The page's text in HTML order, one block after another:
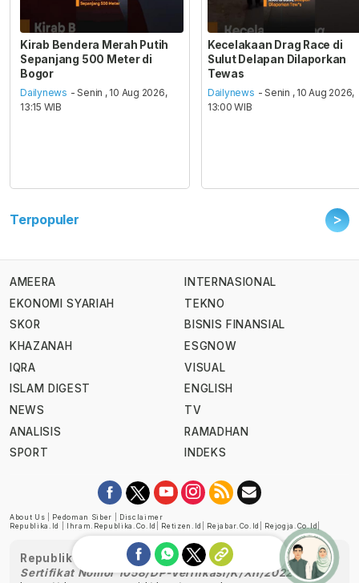
Kirab Bendera Merah Putih
Sepanjang 500 Meter di
Bogor
Dailynews - Senin , 10 Aug 2026,
13:15 WIB
Kecelakaan Drag Race di
Sulut Delapan Dilaporkan
Tewas
Dailynews - Senin , 10 Aug 2026,
13:00 WIB
Terpopuler >
AMEERA
EKONOMI SYARIAH
SKOR
KHAZANAH
IQRA
ISLAM DIGEST
NEWS
ANALISIS
SPORT
INTERNASIONAL
TEKNO
BISNIS FINANSIAL
ESGNOW
VISUAL
ENGLISH
TV
RAMADHAN
INDEKS
About Us Pedoman Siber
Disclaimer
Republika.id
Ihram.republika.co.id Retizen.id Rejabar.co.id Rejogja.co.id
Republika telah diverifikasi oleh Dewan Pers
Sertifikat Nomor 1058/DP-Verifikasi/K/XII/2022